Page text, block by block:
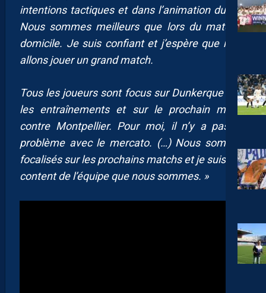
intentions tactiques et dans l’animation du jeu.
Nous sommes meilleurs que lors du match à
domicile. Je suis confiant et j’espère que nous
allons jouer un grand match.
Tous les joueurs sont focus sur Dunkerque , sur
les entraînements et sur le prochain match
contre Montpellier. Pour moi, il n’y a pas de
problème avec le mercato. (…) Nous sommes
focalisés sur les prochains matchs et je suis très
content de l’équipe que nous sommes. »